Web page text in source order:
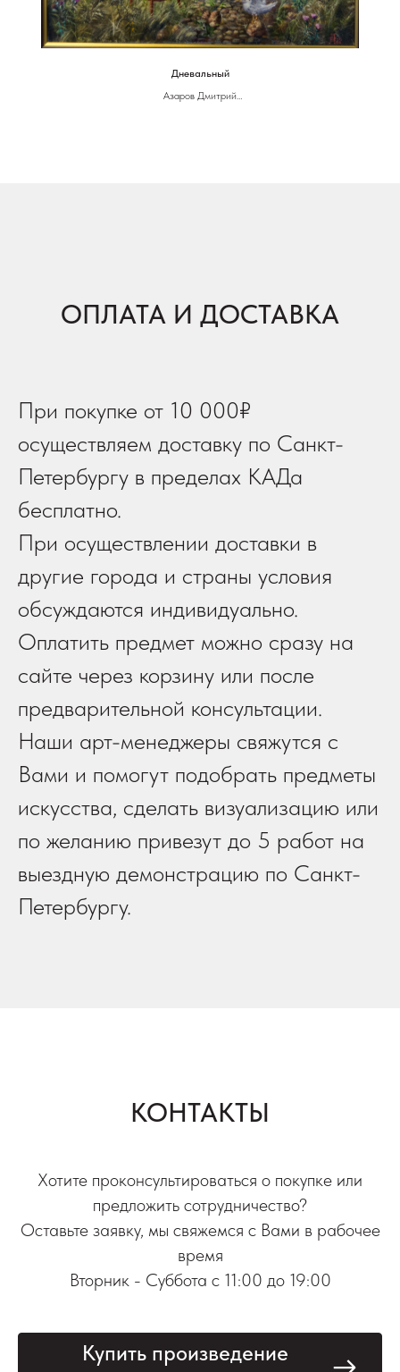
Дневальный
Азаров Дмитрий
ОПЛАТА И ДОСТАВКА
При покупке от 10 000₽
осуществляем доставку по Санкт-
Петербургу в пределах КАДа
бесплатно.
При осуществлении доставки в
другие города и страны условия
обсуждаются индивидуально.
Оплатить предмет можно сразу на
сайте через корзину или после
предварительной консультации.
Наши арт-менеджеры свяжутся с
Вами и помогут подобрать предметы
искусства, сделать визуализацию или
по желанию привезут до 5 работ на
выездную демонстрацию по Санкт-
Петербургу.
КОНТАКТЫ
Хотите проконсультироваться о покупке или
предложить сотрудничество?
Оставьте заявку, мы свяжемся с Вами в рабочее
время
Вторник - Суббота с 11:00 до 19:00
Купить произведение